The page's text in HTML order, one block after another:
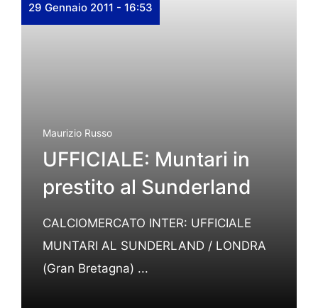
29 Gennaio 2011 - 16:53
Maurizio Russo
UFFICIALE: Muntari in
prestito al Sunderland
CALCIOMERCATO INTER: UFFICIALE
MUNTARI AL SUNDERLAND / LONDRA
(Gran Bretagna) ...